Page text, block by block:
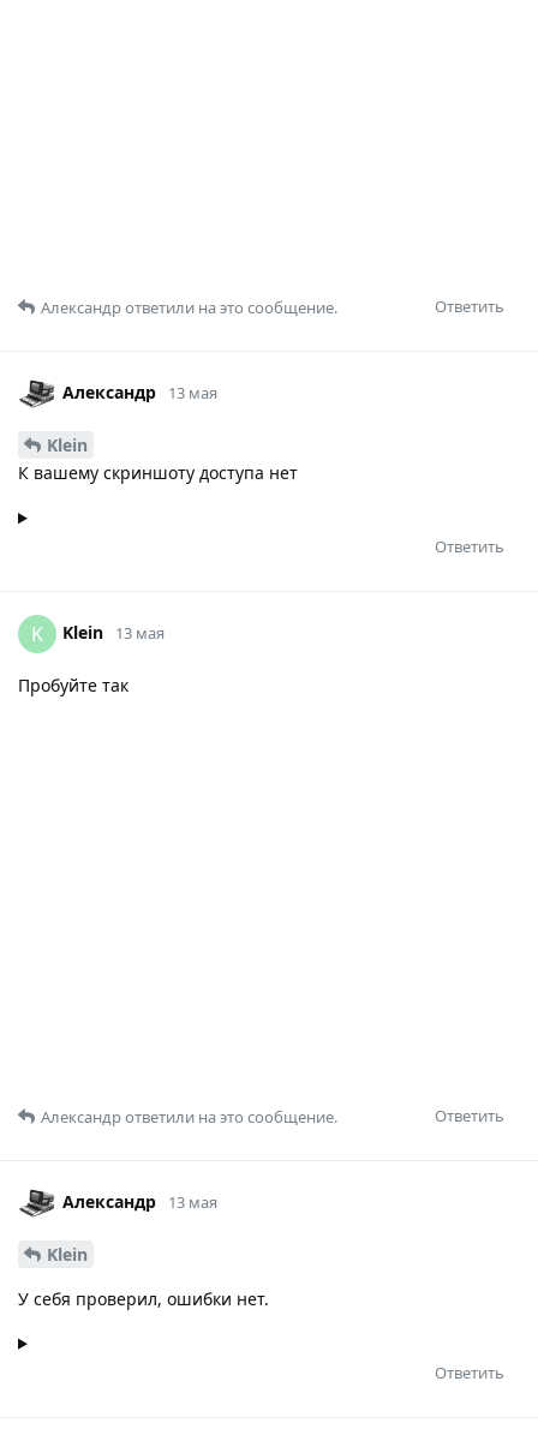
Ответить
Александрответили на это сообщение.
Александр 13 мая
Klein
К вашему скриншоту доступа нет
Ответить
K Klein 13 мая
Пробуйте так
Ответить
Александрответили на это сообщение.
Александр 13 мая
Klein
У себя проверил, ошибки нет.
Ответить